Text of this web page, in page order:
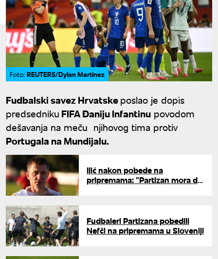
Foto: REUTERS/Dylan Martinez
Fudbalski savez Hrvatskeposlao je dopis
predsedniku FIFA Đaniju Infantinu povodom
dešavanja na meču njihovog tima protiv
Portugala na Mundijalu.
Ilić nakon pobede na
pripremama: "Partizan mora da
Fudbaleri Partizana pobedili
Nefči na pripremama u Sloveniji